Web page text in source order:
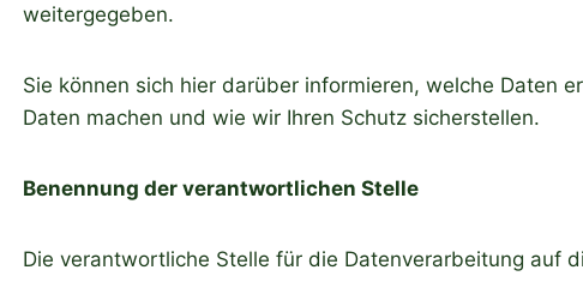
weitergegeben.
Sie können sich hier darüber informieren, welche Daten
Daten machen und wie wir Ihren Schutz sicherstellen.
Benennung der verantwortlichen Stelle
Die verantwortliche Stelle für die Datenverarbeitung auf